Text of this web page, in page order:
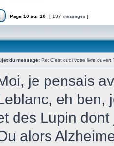
Page 10 sur 10 [ 137 messages ]
du message: Re: C'est quoi votre livre ouvert
je pensais
eh ben,
des Lupin
alors